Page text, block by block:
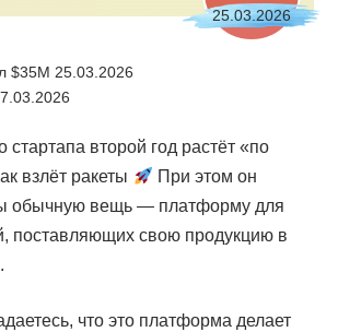
25.03.2026
$35M 25.03.2026
стартапа второй год растёт «по
взлёт ракеты
При этом он
обычную вещь — платформу для
поставляющих свою продукцию в
что это платформа делает